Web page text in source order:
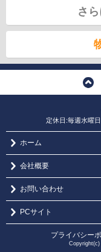
さ
定休日:毎週水曜
ホーム
会社概要
お問い合わせ
PCサイト
プライバシー
Copyright(c)